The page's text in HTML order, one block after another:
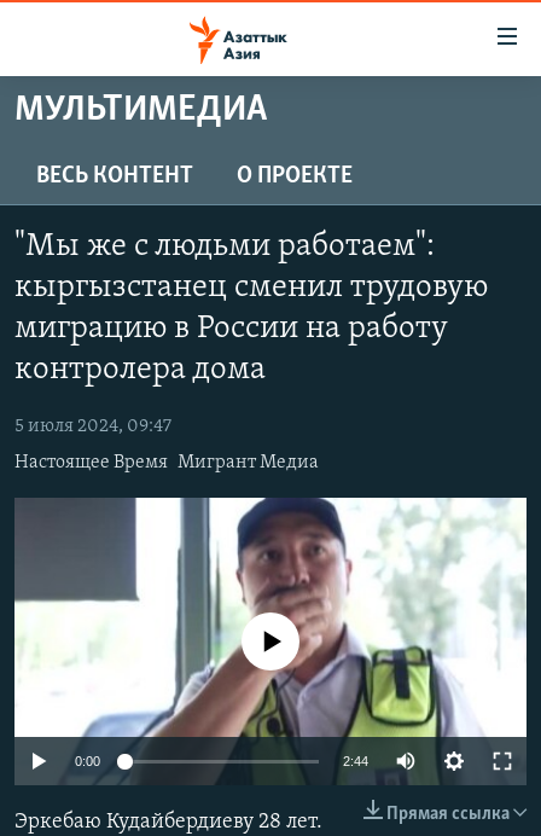
Вернуться
содержанию
главной
навигации
Вернутся
ЦЕНТРАЛЬНАЯ АЗИЯ
КАЗАХСТАН
УЗБЕКИСТАН
ТАДЖИКИСТАН
НОВОСТИ
НА ДРУГИХ ЯЗЫКАХ
ҚАЗАҚША
КЫРГЫЗЧА
ЎЗБЕКЧА
ТОҶИКӢ
TÜRKMENÇE
ПОДПИШИТЕСЬ НА НАС В СОЦСЕТЯХ
Все сайты РСЕ/РС
МУЛЬТИМЕДИА
ВЕСЬ КОНТЕНТ О ПРОЕКТЕ
"Мы же с людьми работаем":
кыргызстанец сменил трудовую
миграцию в России на работу
контролера дома
5 июля 2024, 09:47
Настоящее Время Мигрант Медиа
No media source currently available
0:00 2:44
Прямая ссылка
Эркебаю Кудайбердиеву 28 лет.